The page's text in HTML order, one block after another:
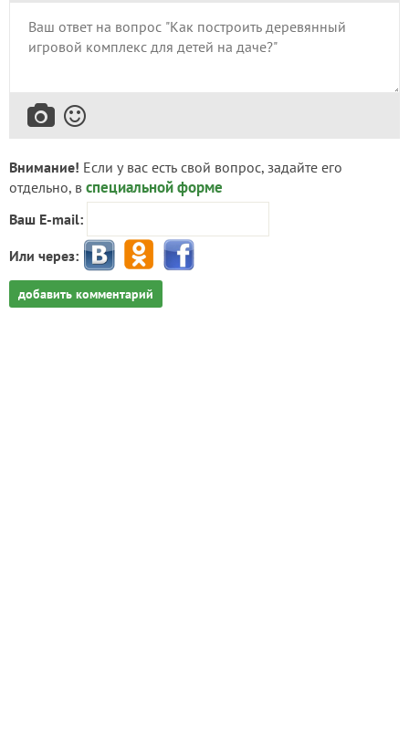
Внимание! Если у вас есть свой вопрос, задайте его
отдельно, в специальной форме
Ваш E-mail:
Или через:
добавить комментарий